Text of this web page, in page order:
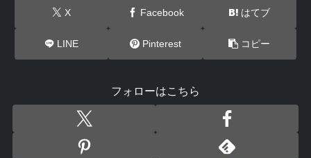
X Facebook はてブ
LINE Pinterest コピー
フォローはこちら